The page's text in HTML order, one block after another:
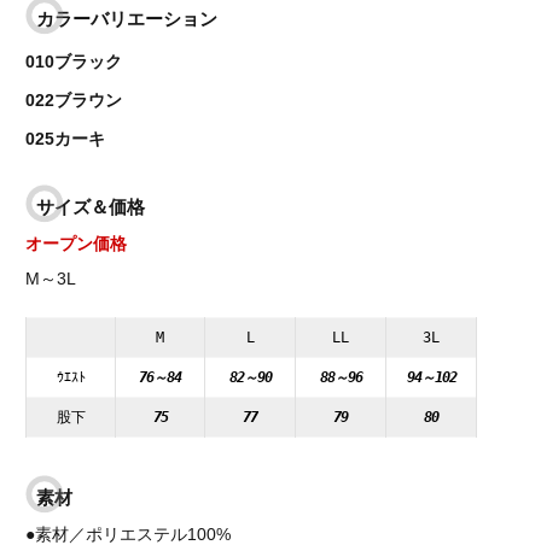
カラーバリエーション
010ブラック
022ブラウン
025カーキ
サイズ＆価格
オープン価格
M～3L
M L LL 3L
ｳｴｽﾄ 76～84 82～90 88～96 94～102
股下 75 77 79 80
素材
●素材／ポリエステル100%